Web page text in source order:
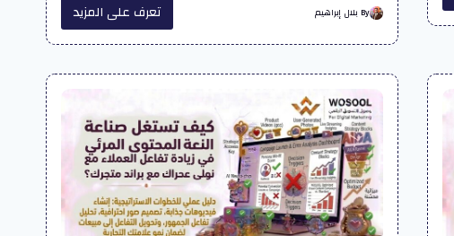
By بلال إبراهيم تعرف على المزيد